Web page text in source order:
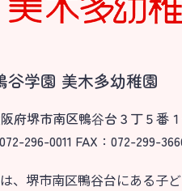
谷学園 美木多幼稚園
阪府堺市南区鴨⾕台３丁５番
296-0011 FAX：072-299-
、堺市南区鴨谷台にある子
教育と
園の1⽇
預かり保育［